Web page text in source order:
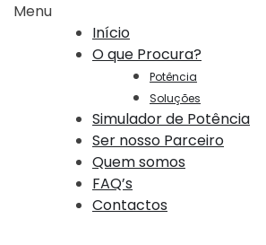
Menu
Início
O que Procura?
Potência
Soluções
Simulador de Potência
Ser nosso Parceiro
Quem somos
FAQ’s
Contactos